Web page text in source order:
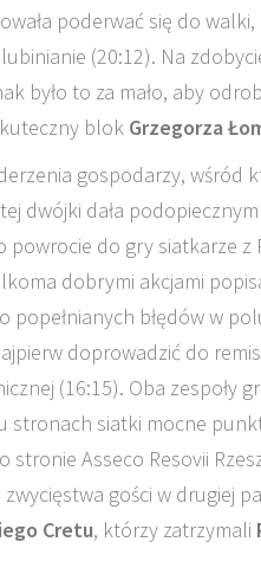
poderwać się do
(20:12). Na
było to za mało, aby
blok Grzegorza
gospodarzy, wśród
dwójki dała podopiecznym
powrocie do gry siatkarze
dobrymi akcjami
popełnianych błędów w
doprowadzić do
(16:15). Oba zespoły
siatki mocne
stronie Asseco Resovii
gości w drugiej
Cretu, którzy zatrzymali